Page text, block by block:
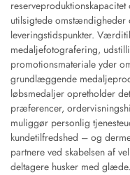
utilsigtede omstændigheder
leveringstidspunkter.
medaljefotografering,
promotionsmateriale yder
grundlæggende
løbsmedaljer opretholder
præferencer,
muliggør personlig
kundetilfredshed – og
partnere ved skabelsen af
deltagere husker med glæde.